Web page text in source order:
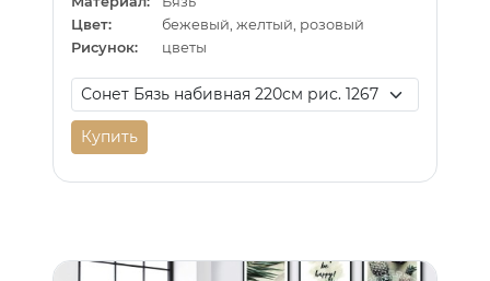
Цвет:
бежевый, желтый, розовый
Рисунок:
цветы
Купить